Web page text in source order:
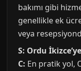
bakımı gibi
genellikle ek
veya
S: Ordu
C: En pratik yol,